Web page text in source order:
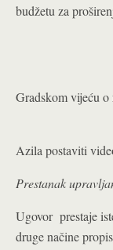
budžetu za
g) jednom
Gradskom vijeću
h) u roku
Azila postaviti
Prestanak
Ugovor prestaje
druge načine